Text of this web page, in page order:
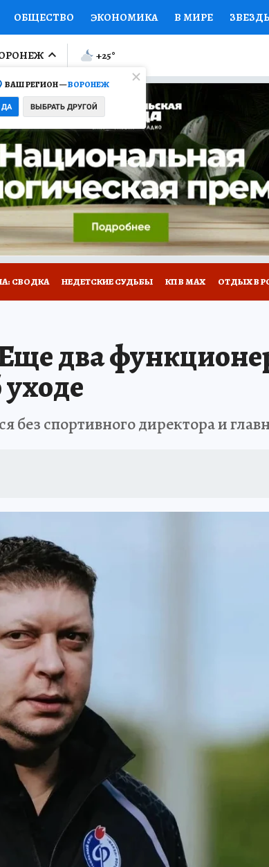
ОБЩЕСТВО ЭКОНОМИКА В МИРЕ
ПРОИСШЕСТВИЯ НАЦИОНАЛЬНЫЕ
МИР Я ЗНАЮ СЕМЬЯ ЖЕНСКИЕ
СЕРИАЛЫ СПЕЦПРОЕКТЫ
КОЛЛЕКЦИИ КОНКУРСЫ РАБОТА У НАС
ВАШ РЕГИОН —ВОРОНЕЖ
ДА ВЫБРАТЬ ДРУГОЙ
+25°
СВОДКА НЕДЕТСКИЕ СУДЬБЫ КП В МАХ ОТДЫХ В
два
спортивного директора и